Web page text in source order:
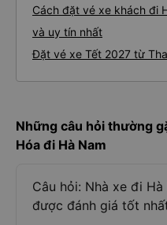
Cách đặt vé xe khách đi
và uy tín nhất
Đặt vé xe Tết 2027 từ
Những câu hỏi thường
Hóa đi Hà Nam
Câu hỏi: Nhà xe đi
được đánh giá tốt